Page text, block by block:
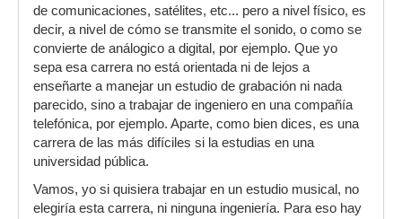
de comunicaciones, satélites, etc... pero a nivel físico, es
decir, a nivel de cómo se transmite el sonido, o como se
convierte de análogico a digital, por ejemplo. Que yo
sepa esa carrera no está orientada ni de lejos a
enseñarte a manejar un estudio de grabación ni nada
parecido, sino a trabajar de ingeniero en una compañía
telefónica, por ejemplo. Aparte, como bien dices, es una
carrera de las más difíciles si la estudias en una
universidad pública.
Vamos, yo si quisiera trabajar en un estudio musical, no
elegiría esta carrera, ni ninguna ingeniería. Para eso hay